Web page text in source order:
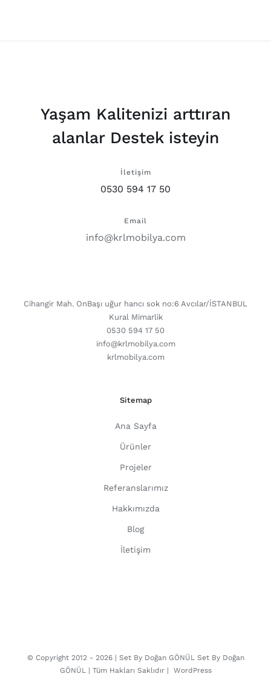
Yaşam Kalitenizi arttıran
alanlar Destek isteyin
İletişim
0530 594 17 50
Email
info@krlmobilya.com
Cihangir Mah. OnBaşı uğur hancı sok no:6 Avcılar/İSTANBUL
Kural Mimarlik
0530 594 17 50
info@krlmobilya.com
krlmobilya.com
Sitemap
Ana Sayfa
Ürünler
Projeler
Referanslarımız
Hakkımızda
Blog
İletişim
© Copyright 2012 - 2026 | Set By Doğan GÖNÜL Set By Doğan
GÖNÜL
| Tüm Hakları Saklıdır | WordPress